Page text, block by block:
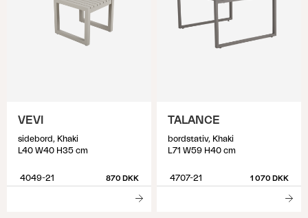
VEVI
sidebord, Khaki
L40 W40 H35 cm
4049-21 870 DKK
TALANCE
bordstativ, Khaki
L71 W59 H40 cm
4707-21 1 070 DKK